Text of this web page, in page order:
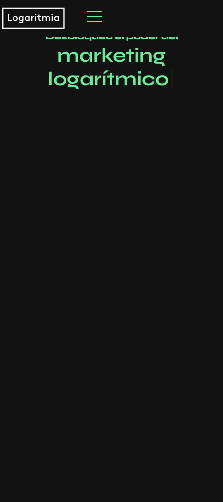
Desbloquea el poder del
marketing |